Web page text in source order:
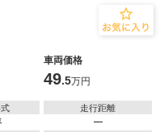
車両価格
49.5万円
走行距離
―